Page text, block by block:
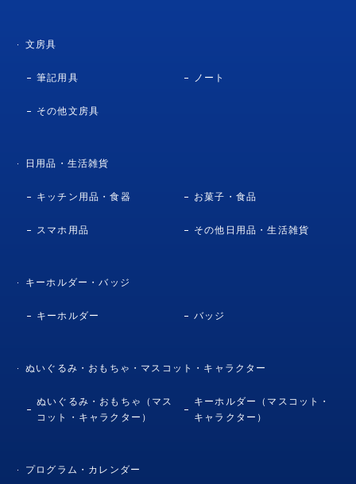
文房具
筆記用具 ノート
その他文房具
日用品・生活雑貨
キッチン用品・食器 お菓子・食品
スマホ用品 その他日用品・生活雑貨
キーホルダー・バッジ
キーホルダー バッジ
ぬいぐるみ・おもちゃ・マスコット・キャラクター
ぬいぐるみ・おもちゃ（マス
コット・キャラクター）
キーホルダー（マスコット・
キャラクター）
プログラム・カレンダー